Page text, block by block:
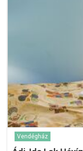
Vendégház